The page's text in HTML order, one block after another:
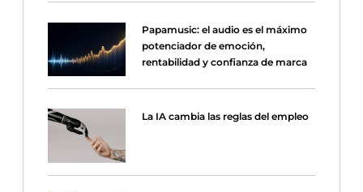
Papamusic: el audio es el máximo
potenciador de emoción,
rentabilidad y confianza de marca
La IA cambia las reglas del empleo